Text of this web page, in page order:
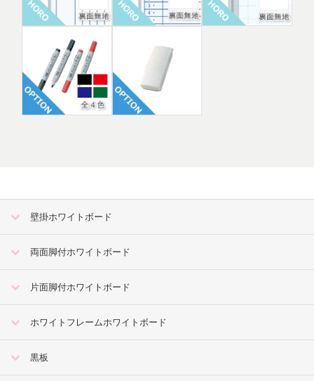
壁掛ホワイトボード
両面脚付ホワイトボード
片面脚付ホワイトボード
ホワイトフレームホワイトボード
黒板